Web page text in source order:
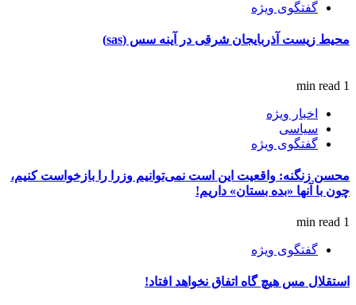
گفتگوی ویژه
محیط زیست آذربایجان شرقی در آینه سس (sas)
1 min read
اخبار ویژه
سیاسی
گفتگوی ویژه
محسن زنگنه: واقعیت این است نمی‌توانیم وزرا را بازخواست کنیم،
چون با آنها «بده بستان» داریم!
1 min read
گفتگوی ویژه
استقلال مس هیچ گاه اتفاق نخواهد افتاد!